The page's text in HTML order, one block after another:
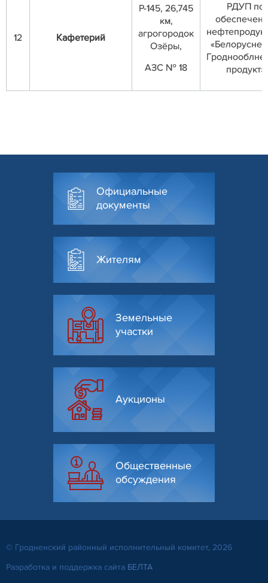
12 Кафетерий
Р-145, 26,745
км,
агрогородок
Озёры,
АЗС № 18
РДУП по
продукт»
Официальные
документы
Жителям
Земельные
участки
Аукционы
Общественные
обсуждения
© Гродненский районный исполнительный комитет, 2026
Разработка и поддержка сайта БЕЛТА